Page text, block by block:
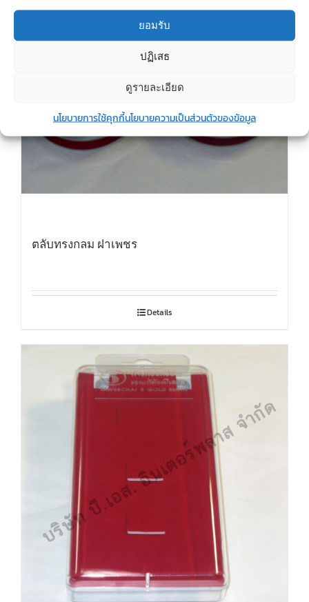
ยอมรับ
ปฏิเสธ
ดูรายละเอียด
นโยบายการใช้คุกกี้นโยบายความเป็นส่วนตัวของข้อมูล
ตลับทรงกลม ฝาเพชร
Details